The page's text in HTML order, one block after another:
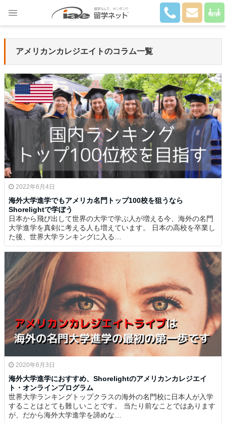
アメリカンカレジエイトのコラム一覧
2022年6月4日
海外大学進学でもアメリカ名門トップ100校を狙うなら
Shorelightで学ぼう
日本から飛び出して世界の大学で学ぶ人が増える今、海外の名門
大学進学を真剣に考える人も増えています。 日本の高校を卒業し
た後、世界大学ランキングに入る…
2020年6月3日
海外大学進学におすすめ、Shorelightのアメリカンカレジエイ
ト・オンラインプログラム
世界大学ランキングトップクラスの海外の名門校に日本人が入学
することはとても難しいことです。 当たり前なことではあります
が、だから海外大学進学を諦めな…